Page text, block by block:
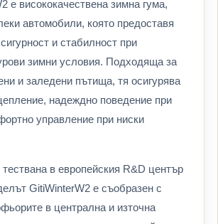
е висококачествена зимна гума,
автомобили, която предоставя
и стабилност при
зимни условия. Подходяща за
и заледени пътища, тя осигурява
надеждно поведение при
управление при ниски
в европейския R&D център
GitiWinterW2 е съобразен с
в централна и източна